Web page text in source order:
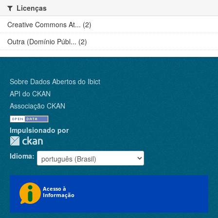
Licenças
Creative Commons At... (2)
Outra (Domínio Públ... (2)
Sobre Dados Abertos do Ibict
API do CKAN
Associação CKAN
Impulsionado por
Idioma